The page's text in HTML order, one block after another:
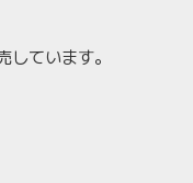
ています。